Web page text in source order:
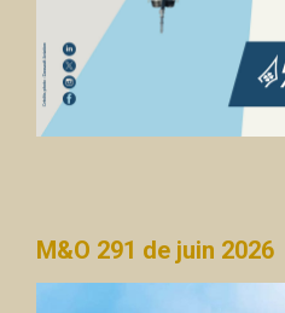
M&O 291 de juin 2026